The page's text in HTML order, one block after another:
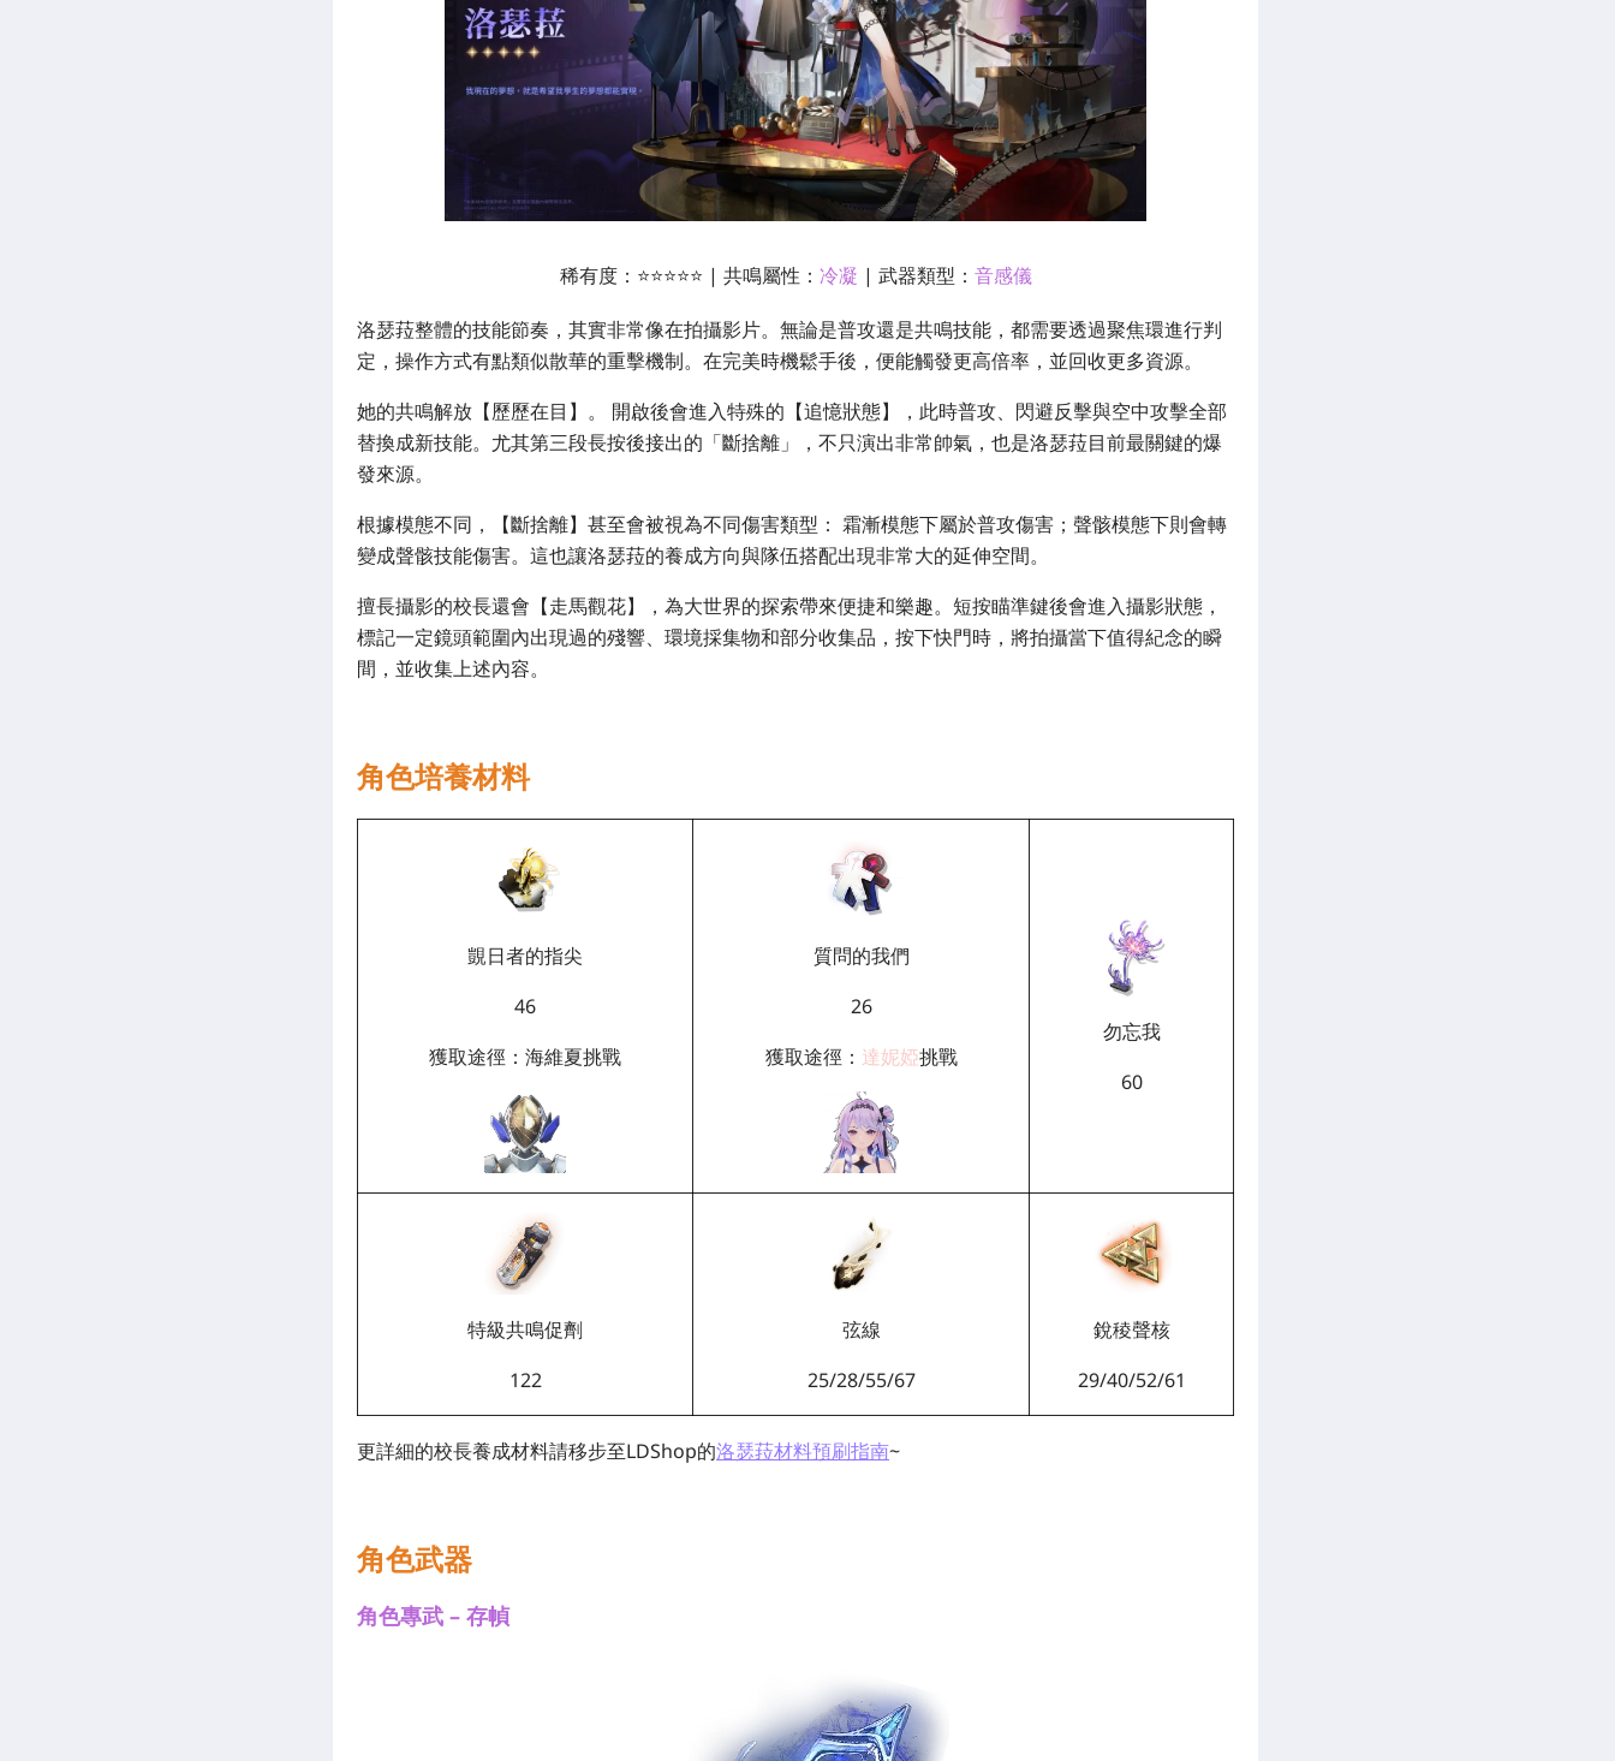
稀有度：⭐⭐⭐⭐⭐ | 共鳴屬性： 冷凝 | 武器類型： 音感儀
洛瑟菈整體的技能節奏，其實非常像在拍攝影片。無論是普攻還是共鳴技能，都需要透過聚焦環進行判
定，操作方式有點類似散華的重擊機制。在完美時機鬆手後，便能觸發更高倍率，並回收更多資源。
她的共鳴解放【歷歷在目】。 開啟後會進入特殊的【追憶狀態】，此時普攻、閃避反擊與空中攻擊全部
替換成新技能。尤其第三段長按後接出的「斷捨離」，不只演出非常帥氣，也是洛瑟菈目前最關鍵的爆
發來源。
根據模態不同，【斷捨離】甚至會被視為不同傷害類型： 霜漸模態下屬於普攻傷害；聲骸模態下則會轉
變成聲骸技能傷害。這也讓洛瑟菈的養成方向與隊伍搭配出現非常大的延伸空間。
擅長攝影的校長還會【走馬觀花】，為大世界的探索帶來便捷和樂趣。短按瞄準鍵後會進入攝影狀態，
標記一定鏡頭範圍內出現過的殘響、環境採集物和部分收集品，按下快門時，將拍攝當下值得紀念的瞬
間，並收集上述內容。
角色培養材料
覬日者的指尖
46
獲取途徑： 海維夏挑戰
質問的我們
26
獲取途徑： 達妮婭挑戰
勿忘我
60
特級共鳴促劑
122
弦線
25/28/55/67
銳稜聲核
29/40/52/61
更詳細的校長養成材料請移步至LDShop的洛瑟菈材料預刷指南~
角色武器
角色專武 – 存幀